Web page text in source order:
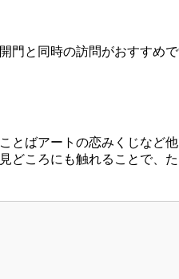
門と同時の訪問がおすすめ
とばアートの恋みくじなど
どころにも触れることで、